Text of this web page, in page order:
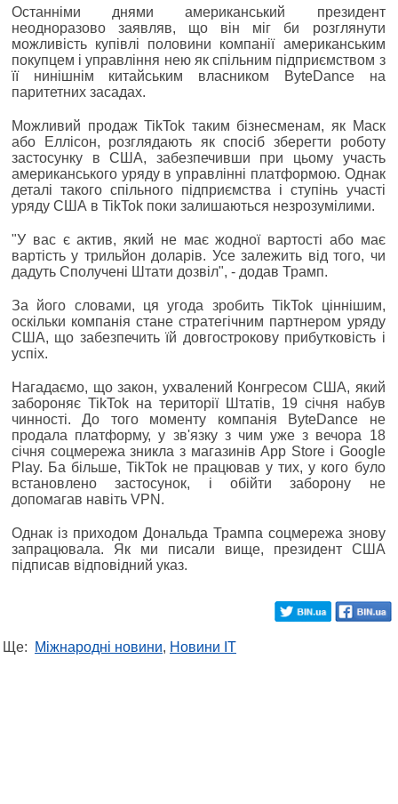
Останніми днями американський президент
неодноразово заявляв, що він міг би розглянути
можливість купівлі половини компанії американським
покупцем і управління нею як спільним підприємством з
її нинішнім китайським власником ByteDance на
паритетних засадах.
Можливий продаж TikTok таким бізнесменам, як Маск
або Еллісон, розглядають як спосіб зберегти роботу
застосунку в США, забезпечивши при цьому участь
американського уряду в управлінні платформою. Однак
деталі такого спільного підприємства і ступінь участі
уряду США в TikTok поки залишаються незрозумілими.
"У вас є актив, який не має жодної вартості або має
вартість у трильйон доларів. Усе залежить від того, чи
дадуть Сполучені Штати дозвіл", - додав Трамп.
За його словами, ця угода зробить TikTok ціннішим,
оскільки компанія стане стратегічним партнером уряду
США, що забезпечить їй довгострокову прибутковість і
успіх.
Нагадаємо, що закон, ухвалений Конгресом США, який
забороняє TikTok на території Штатів, 19 січня набув
чинності. До того моменту компанія ByteDance не
продала платформу, у зв'язку з чим уже з вечора 18
січня соцмережа зникла з магазинів App Store і Google
Play. Ба більше, TikTok не працював у тих, у кого було
встановлено застосунок, і обійти заборону не
допомагав навіть VPN.
Однак із приходом Дональда Трампа соцмережа знову
запрацювала. Як ми писали вище, президент США
підписав відповідний указ.
Ще: Міжнародні новини, Новини IT